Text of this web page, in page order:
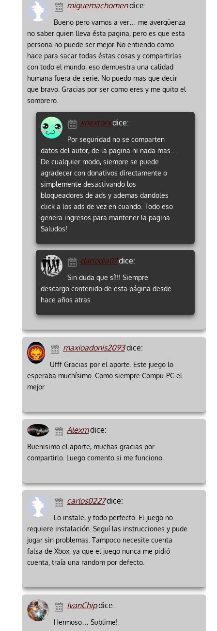
miguemachomendice:
Bueno pero vamos a ver… me avergüenza
no saber quien lleva ésta pagina, pero es que esta
persona no puede ser mejor. No entiendo como
hace para sacar todas éstas cosas y compartirlas
con todo el mundo, eso demuestra una calidad
humana fuera de serie. No puedo mas que decir
que bravo. Gracias por ser como eres y me quito el
sombrero.
xnextorxdice:
Por seguridad no se comparten
datos del autor, de la pagina ni nada mas…
De cualquier modo, siempre se puede
agradecer con donativos directamente o
simplemente desactivando los
bloqueadores de ads y ademas dandoles
click a los ads de vez en cuando. Todo eso
genera ingresos para mantener la pagina.
Saludos!
dariodial17dice:
Sin duda que sí!!! Siempre
descargo contenido de esta página desde
hace años atras.
maxioadonis2093dice:
Ufff Gracias por el aporte. Este juego lo
esperaba muchísimo. Como siempre Compu-PC el
mejor
Alexmdice:
Buenisimo el aporte, muchas gracias por
compartirlo. Luego comento si me funciono.
carlos0227dice:
Lo instale, y todo perfecto. El juego no
requiere instalación. Seguí las instrucciones y pude
jugar sin problemas. Tampoco necesite cuenta
falsa de Xbox, ya que el juego nunca me pidió
cuenta, traía una random por defecto.
IvanChipdice:
Hermoso… Sublime!